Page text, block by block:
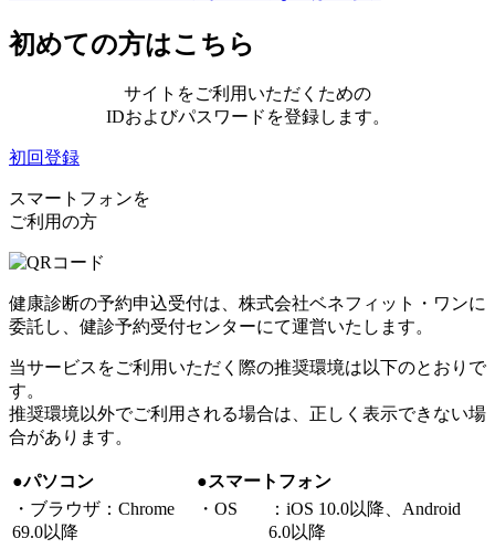
初めての方はこちら
サイトをご利用いただくための
IDおよびパスワードを登録します。
初回登録
スマートフォンを
ご利用の方
健康診断の予約申込受付は、株式会社ベネフィット・ワンに
委託し、健診予約受付センターにて運営いたします。
当サービスをご利用いただく際の推奨環境は以下のとおりで
す。
推奨環境以外でご利用される場合は、正しく表示できない場
合があります。
●パソコン
●スマートフォン
・ブラウザ：Chrome
69.0以降
・OS
：iOS 10.0以降、Android
6.0以降